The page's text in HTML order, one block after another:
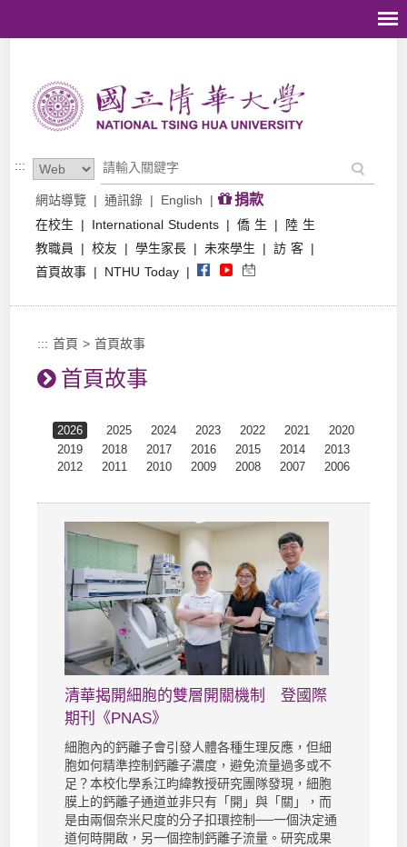
:::
網站導覽 | 通訊錄 | English | 捐款
在校生 | International Students | 僑 生 |
陸 生
教職員
| 校友 | 學生家長 | 未來學生 | 訪 客 |
首頁故事 | NTHU Today |
::: 首頁 >首頁故事
首頁故事
2026 2025 2024 2023 2022 2021
2020
2019
2018 2017 2016 2015 2014
2013
2012
2011 2010 2009 2008 2007 2006
清華揭開細胞的雙層開關機制 登國際
期刊《PNAS》
細胞內的鈣離子會引發人體各種生理反應，但細
胞如何精準控制鈣離子濃度，避免流量過多或不
足？本校化學系江昀緯教授研究團隊發現，細胞
膜上的鈣離子通道並非只有「開」與「關」，而
是由兩個奈米尺度的分子扣環控制──一個決定通
道何時開啟，另一個控制鈣離子流量。研究成果